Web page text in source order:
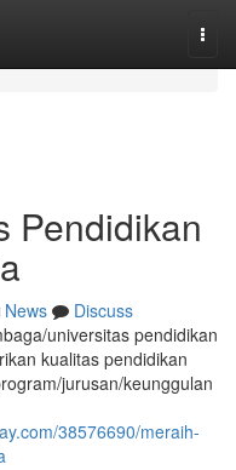
Pendidikan
News
Discuss
universitas pendidikan
kualitas pendidikan
jurusan/keunggulan
38576690/meraih-